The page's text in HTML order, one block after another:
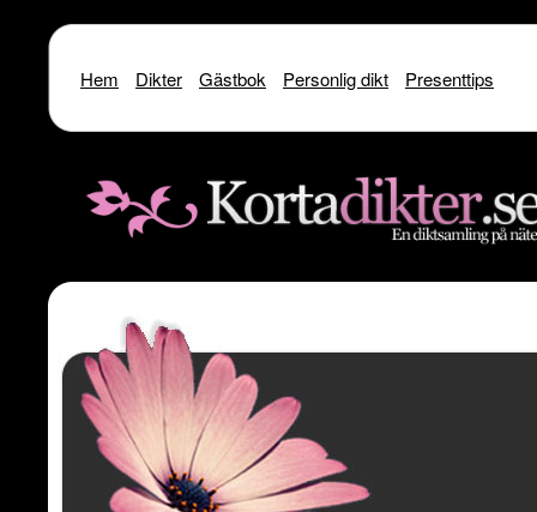
Warning: include() [function.include]: SSL operation failed with code 1. OpenSSL
Warning
Warning
: include(http://www.kortadikter.se/sms/inc.Shoutout.php) [
Warning : include() [ function.include
Hem Dikter Gästbok Personlig dikt Presenttips